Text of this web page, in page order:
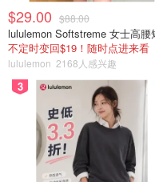
$29.00 $88.00
不定时变回$19！随时点进来看
lululemon 2168人感兴趣
3